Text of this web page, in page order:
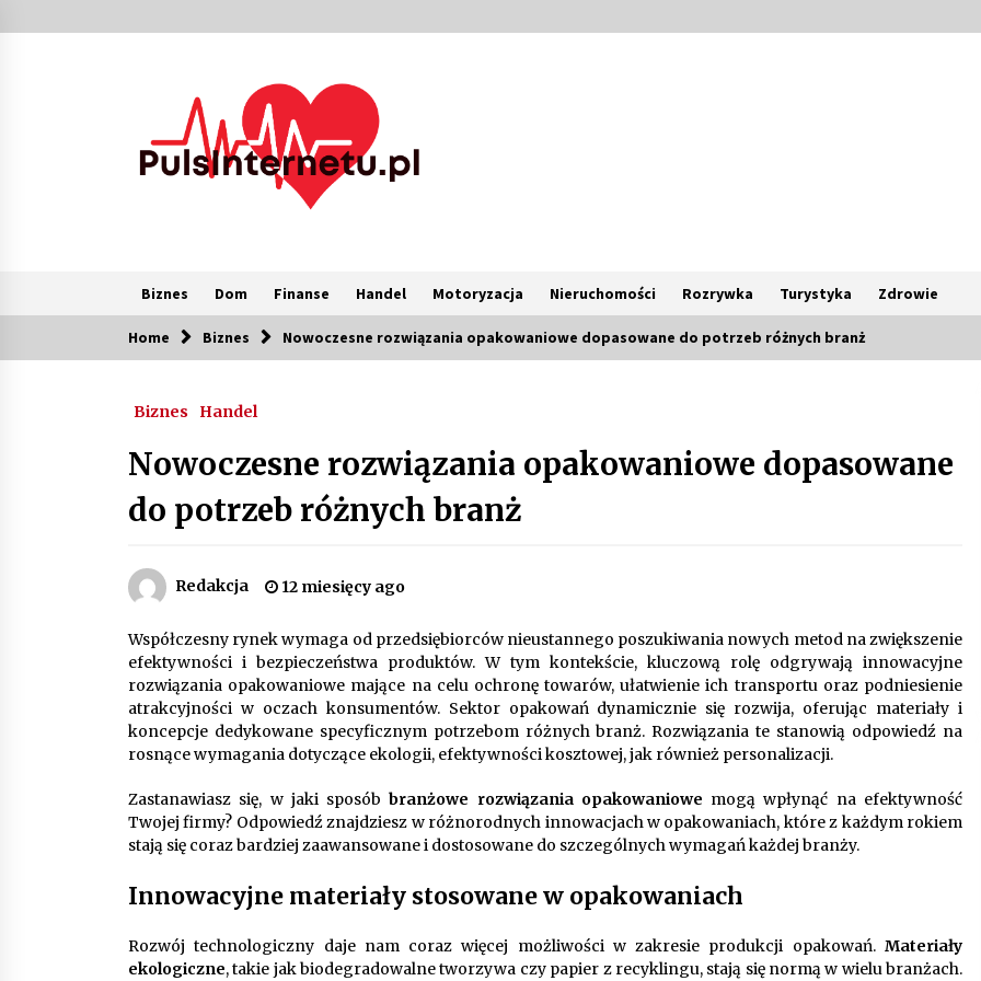
to
Biznes Dom Finanse Handel Motoryzacja Nieruchomości Rozrywka Turystyka Zdrowie
Popularne
2 miesiące ago
korzyści z cyfryzacji kadr
4 miesiące ago
Piece do pizzy – jak wybrać między
zwrotnych – oszczędność czasu
dzięki recom system
9 miesięcy ago
przyswajać nowy język?
10 miesięcy ago
Jak wybrać idealny stół do jadalni?
poradnik zakupowy
11 miesięcy ago
Nowoczesne rozwiązania
opakowaniowe dopasowane do
potrzeb różnych branż
12 miesięcy ago
Home Biznes Nowoczesne rozwiązania opakowaniowe dopasowane do potrzeb różnych branż
Biznes Handel
Nowoczesne rozwiązania opakowaniowe dopasowane
do potrzeb różnych branż
Redakcja 12 miesięcy ago
Współczesny rynek wymaga od przedsiębiorców nieustannego poszukiwania nowych metod na zwiększenie
efektywności i bezpieczeństwa produktów. W tym kontekście, kluczową rolę odgrywają innowacyjne
rozwiązania opakowaniowe mające na celu ochronę towarów, ułatwienie ich transportu oraz podniesienie
atrakcyjności w oczach konsumentów. Sektor opakowań dynamicznie się rozwija, oferując materiały i
koncepcje dedykowane specyficznym potrzebom różnych branż. Rozwiązania te stanowią odpowiedź na
rosnące wymagania dotyczące ekologii, efektywności kosztowej, jak również personalizacji.
Zastanawiasz się, w jaki sposóbbranżowe rozwiązania opakowaniowe mogą wpłynąć na efektywność
Twojej firmy? Odpowiedź znajdziesz w różnorodnych innowacjach w opakowaniach, które z każdym rokiem
stają się coraz bardziej zaawansowane i dostosowane do szczególnych wymagań każdej branży.
Innowacyjne materiały stosowane w opakowaniach
Rozwój technologiczny daje nam coraz więcej możliwości w zakresie produkcji opakowań. Materiały
ekologiczne, takie jak biodegradowalne tworzywa czy papier z recyklingu, stają się normą w wielu branżach.